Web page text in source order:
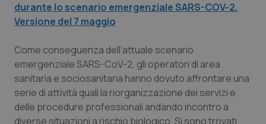
Psoriasi & pelle
Quotidiano Cardiologia
Quotidiano Chirurgia
Quotidiano Oncologia
durante lo scenario emergenziale SARS-COV-2.
Versione del 7 maggio
Come conseguenza dell’attuale scenario
emergenziale SARS-CoV-2, gli operatori di area
sanitaria e sociosanitaria hanno dovuto affrontare una
serie di attività quali la riorganizzazione dei servizi e
delle procedure professionali andando incontro a
diverse situazioni a rischio biologico. Si sono trovati